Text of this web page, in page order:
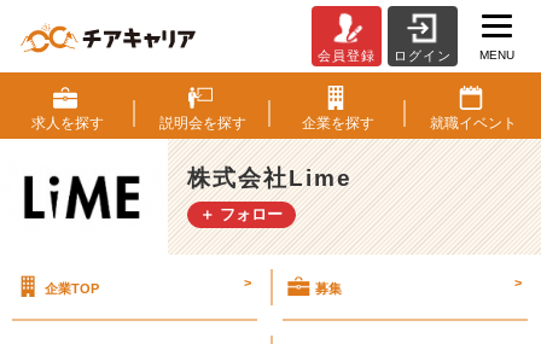
事
は
努
力
な
の
ス
会員登録 ログイン MENU
求人を探す 説明会を探す 企業を探す 就職イベント
株式会社Lime
＋ フォロー
企業TOP > 募集 >